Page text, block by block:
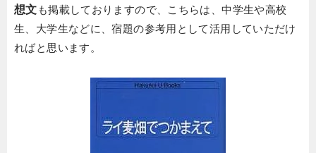
想文 も掲載しておりますので、こちらは、中学生や高校
生、大学生などに、宿題の参考用として活用していただけ
ればと思います。